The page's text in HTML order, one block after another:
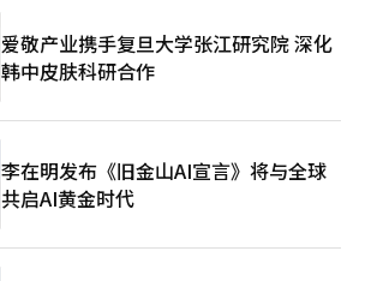
爱敬产业携手复旦大学张江研究院 深化
韩中皮肤科研合作
李在明发布《旧金山AI宣言》将与全球
共启AI黄金时代